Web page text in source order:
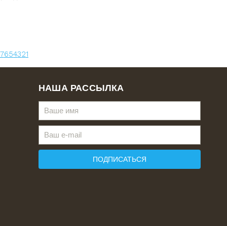
1
2
3
4
5
6
7
НАША РАССЫЛКА
ПОДПИСАТЬСЯ